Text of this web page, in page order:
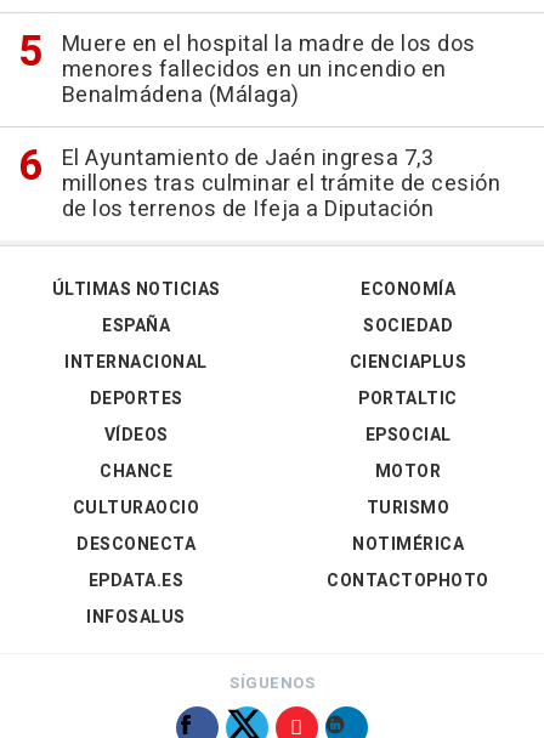
Muere en el hospital la madre de los dos
menores fallecidos en un incendio en
Benalmádena (Málaga)
El Ayuntamiento de Jaén ingresa 7,3
millones tras culminar el trámite de cesión
de los terrenos de Ifeja a Diputación
ÚLTIMAS NOTICIAS
ESPAÑA
INTERNACIONAL
DEPORTES
VÍDEOS
ECONOMÍA
SOCIEDAD
CIENCIAPLUS
PORTALTIC
EPSOCIAL
CHANCE
CULTURAOCIO
DESCONECTA
EPDATA.ES
INFOSALUS
MOTOR
TURISMO
NOTIMÉRICA
CONTACTOPHOTO
SÍGUENOS